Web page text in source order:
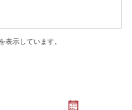
表示しています。